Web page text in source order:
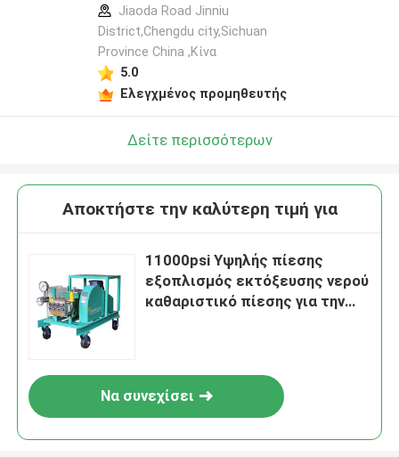
Jiaoda Road Jinniu
District,Chengdu city,Sichuan
Province China ,Κίνα
5.0
Ελεγχμένος προμηθευτής
Δείτε περισσότερων
Αποκτήστε την καλύτερη τιμή για
11000psi Υψηλής πίεσης
εξοπλισμός εκτόξευσης νερού
καθαριστικό πίεσης για την
Να συνεχίσει